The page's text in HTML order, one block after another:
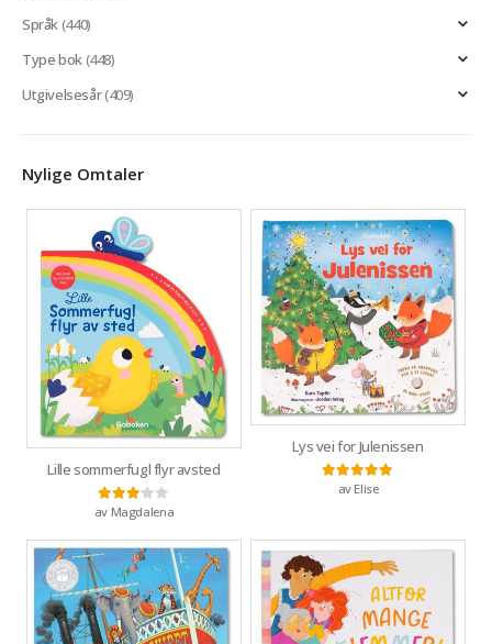
Språk(440)
Type bok(448)
Utgivelsesår(409)
Nylige Omtaler
Lille sommerfugl flyr avsted
Vurdert3av 5
av Magdalena
Lys vei for Julenissen
Vurdert5
av Elise